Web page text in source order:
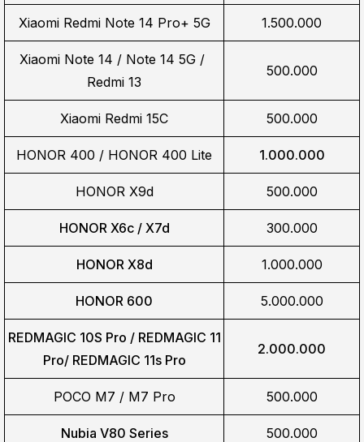
Xiaomi Redmi Note 14 Pro+ 5G 1.500.000
Xiaomi Note 14 / Note 14 5G /
Redmi 13
500.000
Xiaomi Redmi 15C 500.000
HONOR 400 / HONOR 400 Lite 1.000.000
HONOR X9d 500.000
HONOR X6c / X7d 300.000
HONOR X8d 1.000.000
HONOR 600 5.000.000
REDMAGIC 10S Pro / REDMAGIC 11
Pro/ REDMAGIC 11s Pro
2.000.000
POCO M7 / M7 Pro 500.000
Nubia V80 Series 500.000